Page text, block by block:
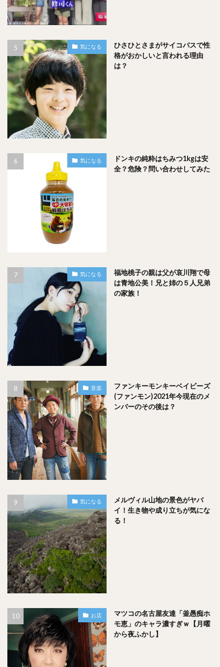
気になる
ひさひとさまがサイコパスで性
格がおかしいと言われる理由
は？
気になる
ドンキの純粋はちみつ1kgは安
全？危険？問い合わせしてみた
気になる
福地桃子の親は父が哀川翔で母
は青地公美！兄と姉の５人兄弟
の家族！
音楽
ファンキーモンキーベイビーズ
(ファンモン)2021年今現在のメ
ンバーのその後は？
気になる
メルヴィル山地の景色がヤバ
イ！生き物や成り立ちが気にな
る！
お店
マツコの名古屋友達「釜愚痴ホ
モ恵」のキャラ濃すぎｗ【月曜
から夜ふかし】